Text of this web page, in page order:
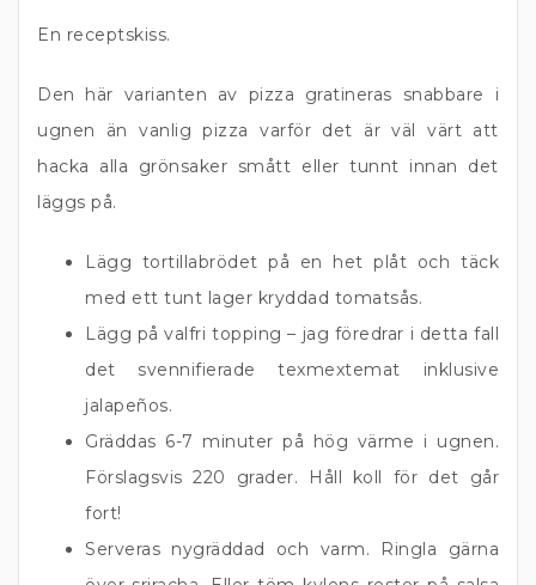
En receptskiss.
Den här varianten av pizza gratineras snabbare i
ugnen än vanlig pizza varför det är väl värt att
hacka alla grönsaker smått eller tunnt innan det
läggs på.
Lägg tortillabrödet på en het plåt och täck
med ett tunt lager kryddad tomatsås.
Lägg på valfri topping – jag föredrar i detta fall
det svennifierade texmextemat inklusive
jalapeños.
Gräddas 6-7 minuter på hög värme i ugnen.
Förslagsvis 220 grader. Håll koll för det går
fort!
Serveras nygräddad och varm. Ringla gärna